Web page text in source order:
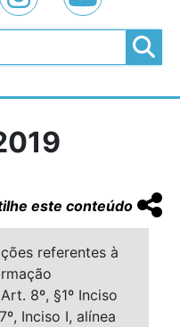
este conteúdo
referentes à
8º, §1º Inciso
Inciso I, alínea